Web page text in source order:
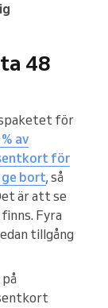
48
för
av
för
ge bort, så
är att se
Fyra
tillgång